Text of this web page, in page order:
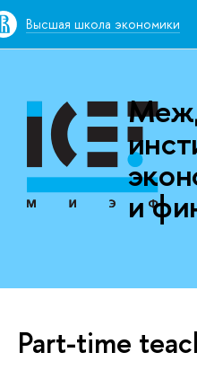
Высшая школа экономики
и
Part-time